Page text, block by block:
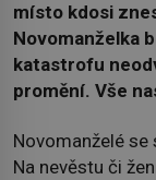
místo kdosi
Novomanželka
katastrofu
promění. Vše
Novomanželé
Na nevěstu či